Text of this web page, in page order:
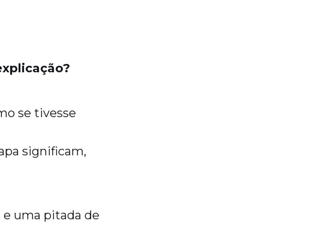
se tivesse
significam,
e uma pitada de